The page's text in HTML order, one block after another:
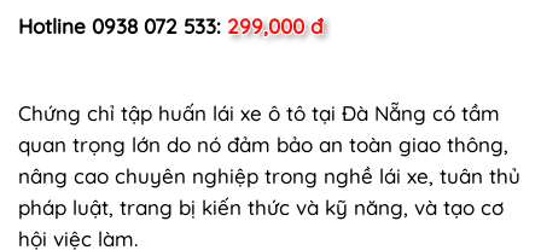
Hotline 0938 072 533: 299,000 đ
Chứng chỉ tập huấn lái xe ô tô tại Đà Nẵng có tầm
quan trọng lớn do nó đảm bảo an toàn giao thông,
nâng cao chuyên nghiệp trong nghề lái xe, tuân thủ
pháp luật, trang bị kiến thức và kỹ năng, và tạo cơ
hội việc làm.